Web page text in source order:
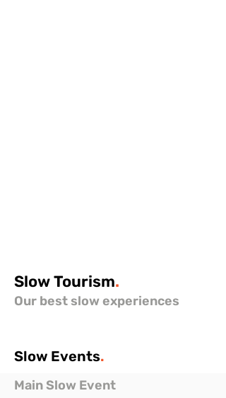
SlowTourism.
Our best slow experiences
Slow Events.
Main Slow Event